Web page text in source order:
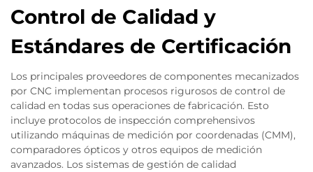
Control de Calidad y
Estándares de Certificación
Los principales proveedores de componentes mecanizados
por CNC implementan procesos rigurosos de control de
calidad en todas sus operaciones de fabricación. Esto
incluye protocolos de inspección comprehensivos
utilizando máquinas de medición por coordenadas (CMM),
comparadores ópticos y otros equipos de medición
avanzados. Los sistemas de gestión de calidad